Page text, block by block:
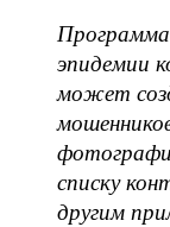
эпидемии
может
списку
другим